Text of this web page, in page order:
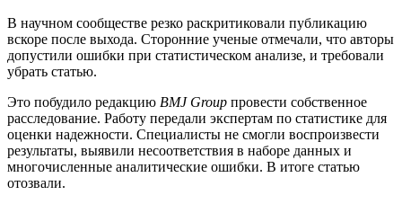
В научном сообществе резко раскритиковали публикацию
вскоре после выхода. Сторонние ученые отмечали, что авторы
допустили ошибки при статистическом анализе, и требовали
убрать статью.
Это побудило редакцию BMJ Group провести собственное
расследование. Работу передали экспертам по статистике для
оценки надежности. Специалисты не смогли воспроизвести
результаты, выявили несоответствия в наборе данных и
многочисленные аналитические ошибки. В итоге статью
отозвали.